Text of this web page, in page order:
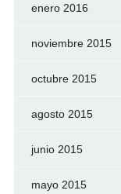
enero 2016
noviembre 2015
octubre 2015
agosto 2015
junio 2015
mayo 2015